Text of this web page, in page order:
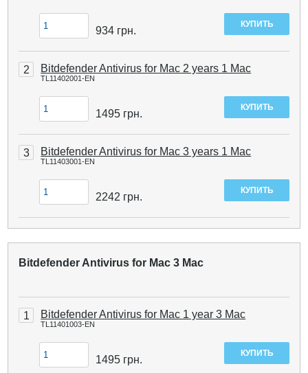
934 грн.
2 Bitdefender Antivirus for Mac 2 years 1 Mac
TL11402001-EN
1495 грн.
3 Bitdefender Antivirus for Mac 3 years 1 Mac
TL11403001-EN
2242 грн.
Bitdefender Antivirus for Mac 3 Mac
1 Bitdefender Antivirus for Mac 1 year 3 Mac
TL11401003-EN
1495 грн.